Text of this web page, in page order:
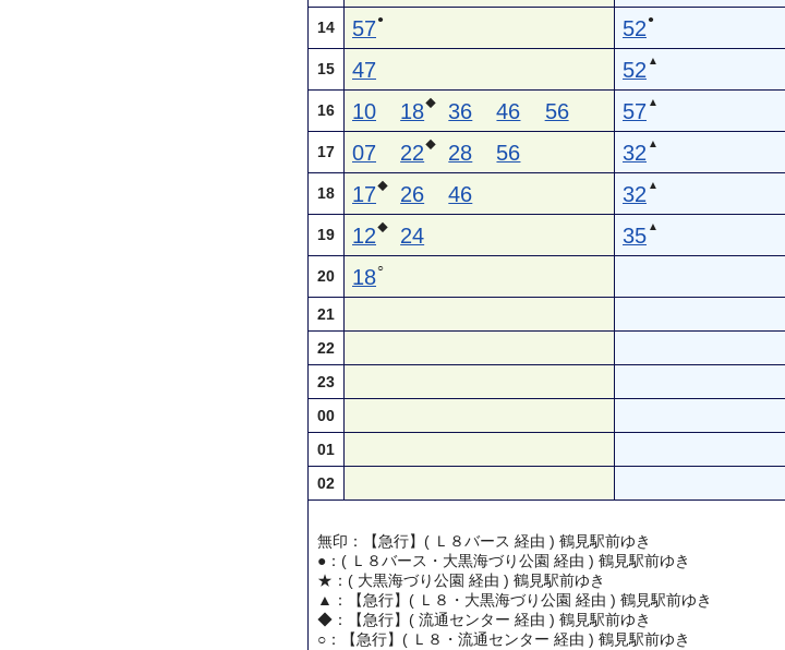
14 57● 52 ●
15 47 52 ▲
16 10 18◆ 36 46 56 57 ▲
17 07 22◆ 28 56 32 ▲
18 17◆ 26 46 32 ▲
19 12◆ 24 35 ▲
20 18○
21
22
23
00
01
02
無印：【急行】( Ｌ８バース 経由 ) 鶴見駅前ゆき
●：( Ｌ８バース・大黒海づり公園 経由 ) 鶴見駅前ゆき
★：( 大黒海づり公園 経由 ) 鶴見駅前ゆき
▲：【急行】( Ｌ８・大黒海づり公園 経由 ) 鶴見駅前ゆき
◆：【急行】( 流通センター 経由 ) 鶴見駅前ゆき
○：【急行】( Ｌ８・流通センター 経由 ) 鶴見駅前ゆき